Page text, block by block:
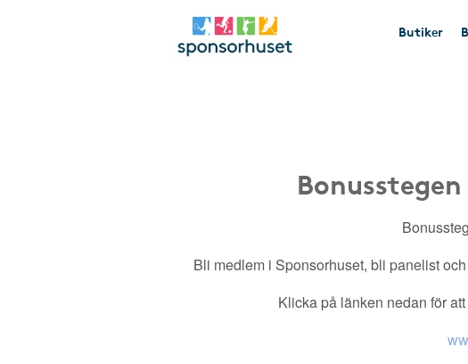
Butiker
Bli medlem i Sponsorhuset, bli panelist
Klicka på länken nedan för